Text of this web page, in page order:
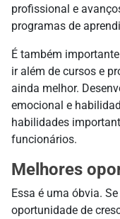
profissional e
programas de
É também
ir além de cursos e
ainda melhor.
emocional e
habilidades
funcionários.
Melhores
Essa é uma óbvia.
oportunidade de